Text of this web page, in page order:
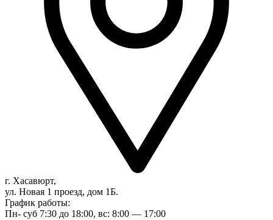
г. Хасавюрт,
ул. Новая 1 проезд, дом 1Б.
График работы:
Пн- суб 7:30 до 18:00, вс: 8:00 — 17:00